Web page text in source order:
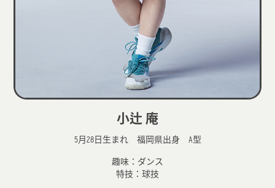
小辻󠄁 庵
5月28日生まれ 福岡県出身 A型
趣味：ダンス
特技：球技